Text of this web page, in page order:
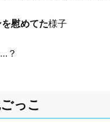
慰めてた様子
？
っこ